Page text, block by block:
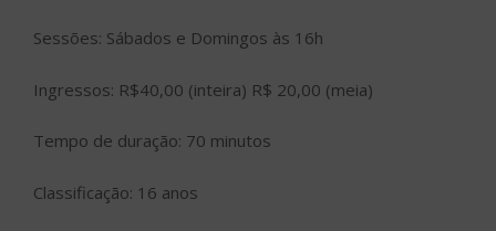
Sessões: Sábados e Domingos às 16h
Ingressos: R$40,00 (inteira) R$ 20,00 (meia)
Tempo de duração: 70 minutos
Classificação: 16 anos